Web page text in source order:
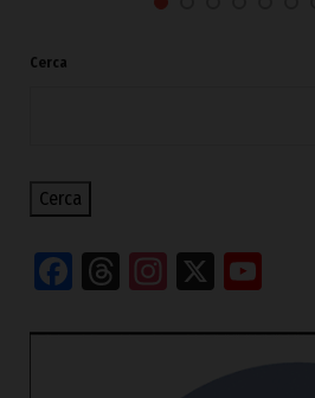
Cerca
Cerca
Facebook
Threads
Instagram
X